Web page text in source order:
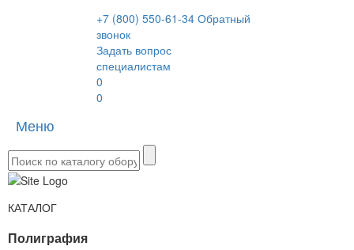
+7 (800) 550-61-34 Обратный
звонок
Задать вопрос
специалистам
0
0
Меню
КАТАЛОГ
Полиграфия